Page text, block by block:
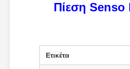
Πίεση Senso
Ετικέτα